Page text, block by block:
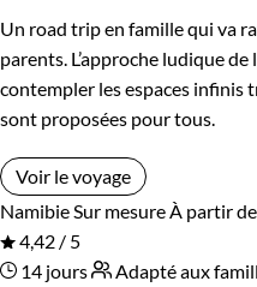
Un road trip en famille qui va
parents. L’approche ludique
contempler les espaces infinis
sont proposées pour tous.
Voir le voyage
Namibie Sur mesure À partir
4,42 / 5
14 jours
Adapté aux